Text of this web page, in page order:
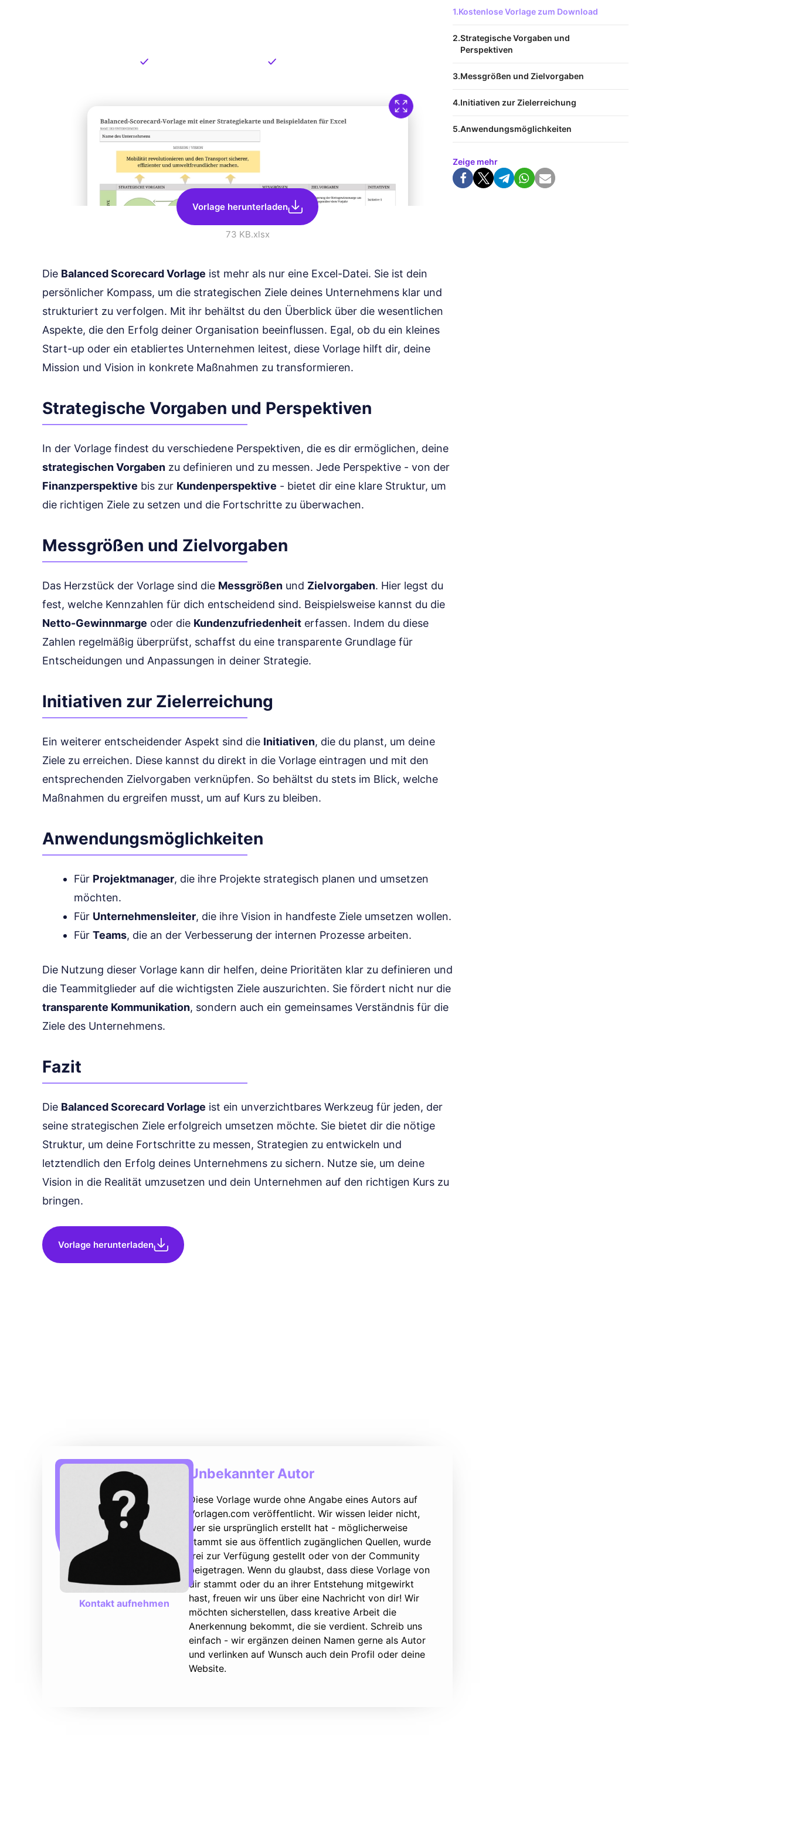
Vorlage herunterladen
73 KB.xlsx
Die Balanced Scorecard Vorlage ist mehr als nur eine Excel-Datei. Sie ist dein
persönlicher Kompass, um die strategischen Ziele deines Unternehmens klar und
strukturiert zu verfolgen. Mit ihr behältst du den Überblick über die wesentlichen
Aspekte, die den Erfolg deiner Organisation beeinflussen. Egal, ob du ein kleines
Start-up oder ein etabliertes Unternehmen leitest, diese Vorlage hilft dir, deine
Mission und Vision in konkrete Maßnahmen zu transformieren.
Strategische Vorgaben und Perspektiven
In der Vorlage findest du verschiedene Perspektiven, die es dir ermöglichen, deine
strategischen Vorgaben zu definieren und zu messen. Jede Perspektive - von der
Finanzperspektive bis zur Kundenperspektive - bietet dir eine klare Struktur, um
die richtigen Ziele zu setzen und die Fortschritte zu überwachen.
Messgrößen und Zielvorgaben
Das Herzstück der Vorlage sind die Messgrößen und Zielvorgaben. Hier legst du
fest, welche Kennzahlen für dich entscheidend sind. Beispielsweise kannst du die
Netto-Gewinnmarge oder die Kundenzufriedenheit erfassen. Indem du diese
Zahlen regelmäßig überprüfst, schaffst du eine transparente Grundlage für
Entscheidungen und Anpassungen in deiner Strategie.
Initiativen zur Zielerreichung
Ein weiterer entscheidender Aspekt sind die Initiativen, die du planst, um deine
Ziele zu erreichen. Diese kannst du direkt in die Vorlage eintragen und mit den
entsprechenden Zielvorgaben verknüpfen. So behältst du stets im Blick, welche
Maßnahmen du ergreifen musst, um auf Kurs zu bleiben.
Anwendungsmöglichkeiten
Für Projektmanager, die ihre Projekte strategisch planen und umsetzen
möchten.
Für Unternehmensleiter, die ihre Vision in handfeste Ziele umsetzen wollen.
Für Teams, die an der Verbesserung der internen Prozesse arbeiten.
Die Nutzung dieser Vorlage kann dir helfen, deine Prioritäten klar zu definieren und
die Teammitglieder auf die wichtigsten Ziele auszurichten. Sie fördert nicht nur die
transparente Kommunikation, sondern auch ein gemeinsames Verständnis für die
Ziele des Unternehmens.
Fazit
Die Balanced Scorecard Vorlage ist ein unverzichtbares Werkzeug für jeden, der
seine strategischen Ziele erfolgreich umsetzen möchte. Sie bietet dir die nötige
Struktur, um deine Fortschritte zu messen, Strategien zu entwickeln und
letztendlich den Erfolg deines Unternehmens zu sichern. Nutze sie, um deine
Vision in die Realität umzusetzen und dein Unternehmen auf den richtigen Kurs zu
bringen.
Vorlage herunterladen
Kontakt aufnehmen
Unbekannter Autor
Diese Vorlage wurde ohne Angabe eines Autors auf
Vorlagen.com veröffentlicht. Wir wissen leider nicht,
wer sie ursprünglich erstellt hat - möglicherweise
stammt sie aus öffentlich zugänglichen Quellen, wurde
frei zur Verfügung gestellt oder von der Community
beigetragen. Wenn du glaubst, dass diese Vorlage von
dir stammt oder du an ihrer Entstehung mitgewirkt
hast, freuen wir uns über eine Nachricht von dir! Wir
möchten sicherstellen, dass kreative Arbeit die
Anerkennung bekommt, die sie verdient. Schreib uns
einfach - wir ergänzen deinen Namen gerne als Autor
und verlinken auf Wunsch auch dein Profil oder deine
Website.
Kostenlose Vorlage zum Download
Strategische Vorgaben und
Perspektiven
Messgrößen und Zielvorgaben
Initiativen zur Zielerreichung
Anwendungsmöglichkeiten
Zeige mehr